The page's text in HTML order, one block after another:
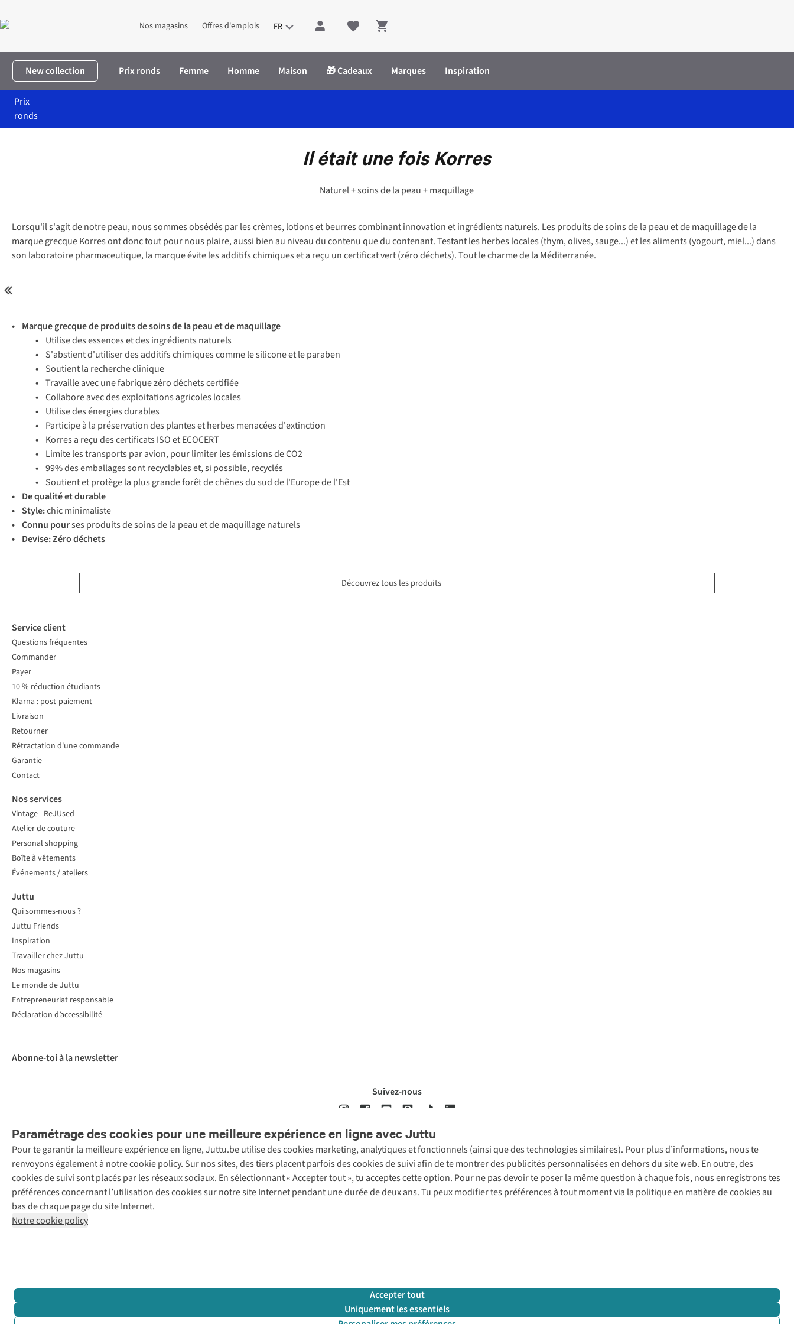
Nos magasins Offres d'emplois FR Shopping cart
New collection Prix ronds Femme Homme Maison 🎁 Cadeaux Marques Inspiration
Prix
ronds
Il était une fois Korres
Naturel + soins de la peau + maquillage
Lorsqu'il s'agit de notre peau, nous sommes obsédés par les crèmes, lotions et beurres combinant innovation et ingrédients naturels. Les produits de soins de la peau et de maquillage de la
marque grecque Korres ont donc tout pour nous plaire, aussi bien au niveau du contenu que du contenant. Testant les herbes locales (thym, olives, sauge...) et les aliments (yogourt, miel...) dans
son laboratoire pharmaceutique, la marque évite les additifs chimiques et a reçu un certificat vert (zéro déchets). Tout le charme de la Méditerranée.
• Marque grecque de produits de soins de la peau et de maquillage
• Utilise des essences et des ingrédients naturels
• S'abstient d'utiliser des additifs chimiques comme le silicone et le paraben
• Soutient la recherche clinique
• Travaille avec une fabrique zéro déchets certifiée
• Collabore avec des exploitations agricoles locales
• Utilise des énergies durables
• Participe à la préservation des plantes et herbes menacées d'extinction
• Korres a reçu des certificats ISO et ECOCERT
• Limite les transports par avion, pour limiter les émissions de CO2
• 99% des emballages sont recyclables et, si possible, recyclés
• Soutient et protège la plus grande forêt de chênes du sud de l'Europe de l'Est
• De qualité et durable
• Style:chic minimaliste
• Connu pourses produits de soins de la peau et de maquillage naturels
• Devise: Zéro déchets
Découvrez tous les produits
Paramétrage des cookies pour une meilleure expérience en ligne avec Juttu
Pour te garantir la meilleure expérience en ligne, Juttu.be utilise des cookies marketing, analytiques et fonctionnels (ainsi que des technologies similaires). Pour plus d’informations, nous te
renvoyons également à notre cookie policy. Sur nos sites, des tiers placent parfois des cookies de suivi afin de te montrer des publicités personnalisées en dehors du site web. En outre, des
cookies de suivi sont placés par les réseaux sociaux. En sélectionnant « Accepter tout », tu acceptes cette option. Pour ne pas devoir te poser la même question à chaque fois, nous enregistrons tes
préférences concernant l’utilisation des cookies sur notre site Internet pendant une durée de deux ans. Tu peux modifier tes préférences à tout moment via la politique en matière de cookies au
bas de chaque page du site Internet.
Notre cookie policy
Accepter tout
Uniquement les essentiels
Service client
Questions fréquentes
Commander
Payer
10 % réduction étudiants
Klarna : post-paiement
Livraison
Retourner
Rétractation d'une commande
Garantie
Contact
Nos services
Vintage - ReJUsed
Atelier de couture
Personal shopping
Boîte à vêtements
Événements / ateliers
Juttu
Qui sommes-nous ?
Juttu Friends
Inspiration
Travailler chez Juttu
Nos magasins
Le monde de Juttu
Entrepreneuriat responsable
Déclaration d’accessibilité
Abonne-toi à la newsletter
Suivez-nous
Mentions légales Politique de confidentialté Conditions générales Cookie policy
Retail Concepts
N.V.,
Smallandlaan
9, 2660
BTW BE
0416.762.280